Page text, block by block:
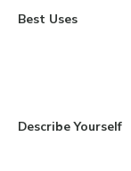
Best Uses
Describe Yourself